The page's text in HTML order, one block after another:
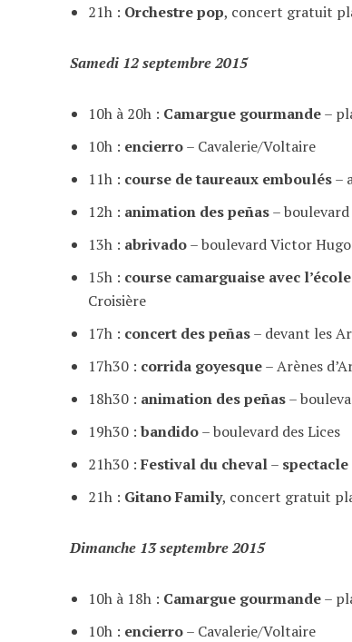
21h : Orchestre pop, concert gratuit
Samedi 12 septembre 2015
10h à 20h : Camargue gourmande–
10h : encierro– Cavalerie/Voltaire
11h : course de taureaux emboulés–
12h : animation des peñas–
13h : abrivado– boulevard Victor Hugo
15h : course camarguaise avec
Croisière
17h : concert des peñas– devant les
17h30 : corrida goyesque– Arènes
18h30 : animation des peñas–
19h30 :bandido– boulevard des Lices
21h30 :Festival du cheval–
21h : Gitano Family, concert gratuit
Dimanche 13 septembre 2015
10h à 18h : Camargue gourmande–
10h : encierro– Cavalerie/Voltaire